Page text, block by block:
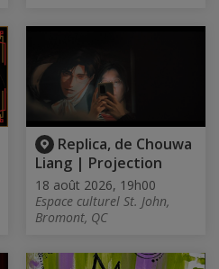
Replica, de Chouwa
Liang | Projection
18 août 2026, 19h00
Espace culturel St. John,
Bromont, QC